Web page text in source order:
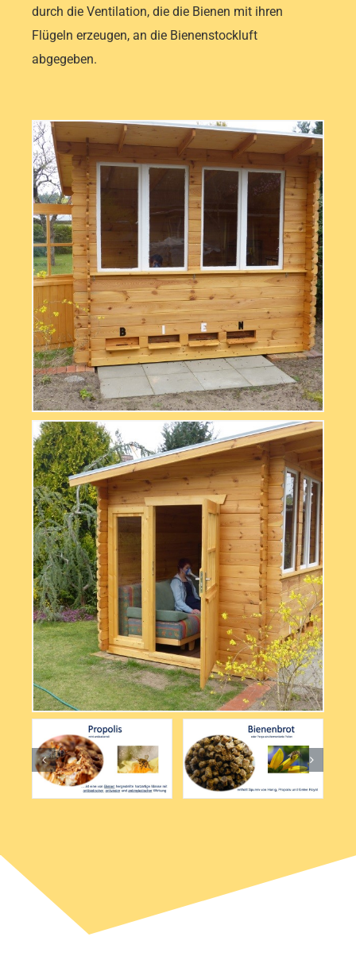
durch die Ventilation, die die Bienen mit ihren
Flügeln erzeugen, an die Bienenstockluft
abgegeben.